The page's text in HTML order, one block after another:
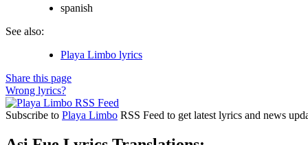
spanish
See also:
Playa Limbo lyrics
Share this page
Wrong lyrics?
Subscribe to Playa Limbo RSS Feed to get latest lyrics and news